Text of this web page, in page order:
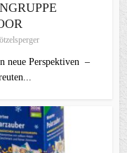
neue Perspektiven –